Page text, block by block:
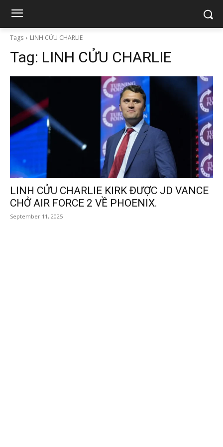
Tags LINH CỬU CHARLIE
Tag: LINH CỬU CHARLIE
LINH CỬU CHARLIE KIRK ĐƯỢC JD VANCE
CHỞ AIR FORCE 2 VỀ PHOENIX.
September 11, 2025